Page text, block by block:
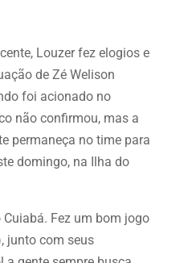
Louzer fez elogios e
de Zé Welison
foi acionado no
não confirmou, mas a
permaneça no time para
domingo, na Ilha do
Fez um bom jogo
junto com seus